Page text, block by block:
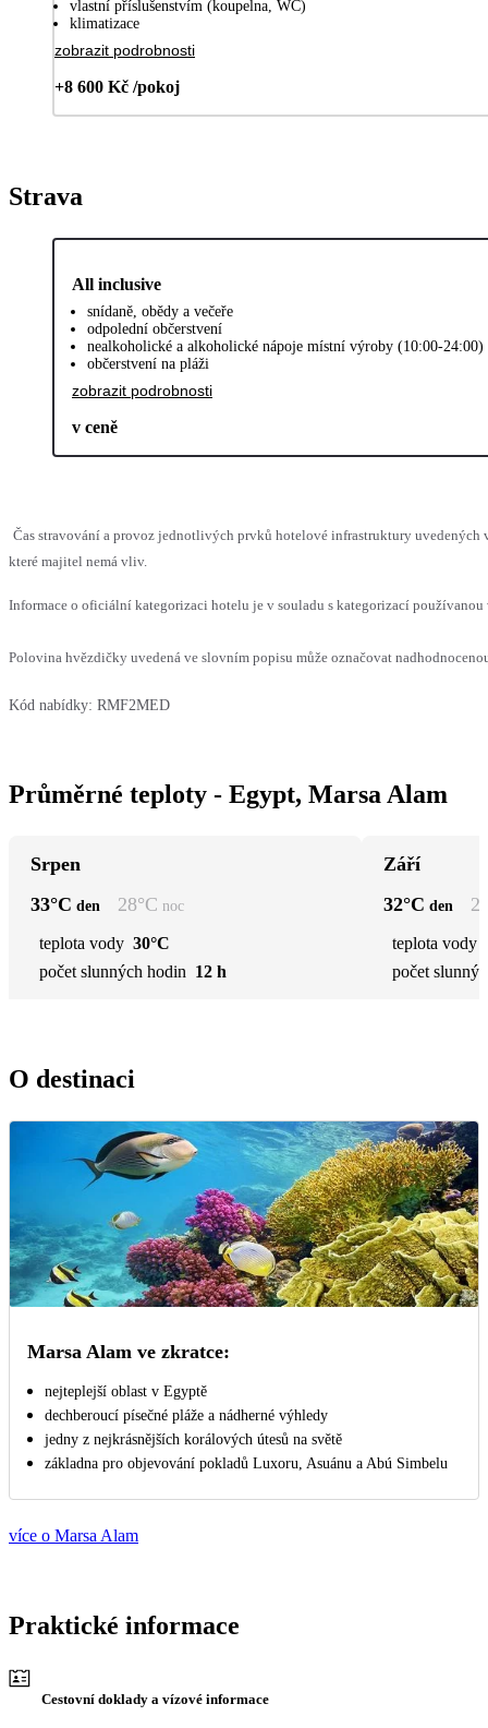
vlastní příslušenstvím (koupelna, WC)
klimatizace
zobrazit podrobnosti
+8 600 Kč /pokoj
Strava
All inclusive
snídaně, obědy a večeře
odpolední občerstvení
nealkoholické a alkoholické nápoje místní výroby (10:00-24:00)
občerstvení na pláži
zobrazit podrobnosti
v ceně
Čas stravování a provoz jednotlivých prvků hotelové infrastruktury uvedených
které majitel nemá vliv.
Informace o oficiální kategorizaci hotelu je v souladu s kategorizací
Polovina hvězdičky uvedená ve slovním popisu může označovat
Kód nabídky: RMF2MED
Průměrné teploty - Egypt, Marsa Alam
Srpen
33°C den 28°C noc
teplota vody 30°C
počet slunných hodin 12 h
Září
32°C den
teplota vody
počet
O destinaci
Marsa Alam ve zkratce:
nejteplejší oblast v Egyptě
dechberoucí písečné pláže a nádherné výhledy
jedny z nejkrásnějších korálových útesů na světě
základna pro objevování pokladů Luxoru, Asuánu a Abú Simbelu
více o Marsa Alam
Praktické informace
Cestovní doklady a vízové informace